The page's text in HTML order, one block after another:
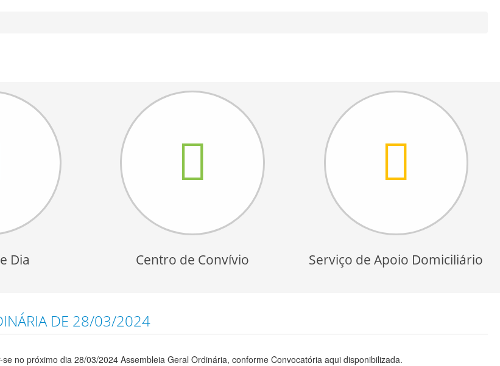
Dia Centro de Convívio Serviço de Apoio Domiciliário
DE 28/03/2024
se no próximo dia 28/03/2024 Assembleia Geral Ordinária, conforme Convocatória aqui disponibilizada.